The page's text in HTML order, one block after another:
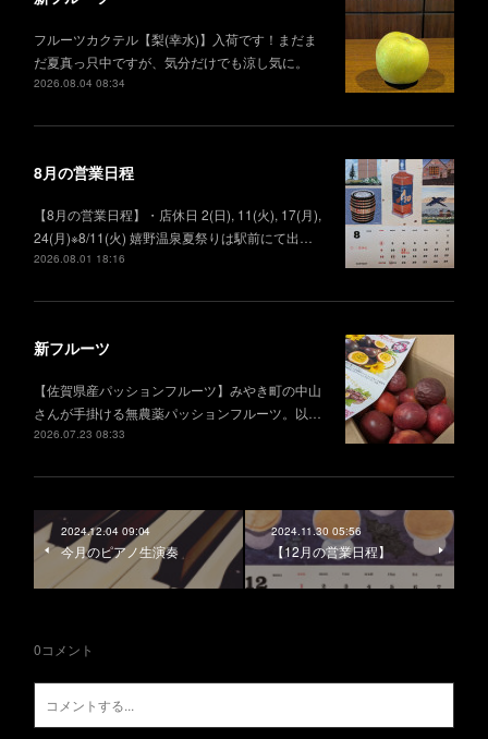
フルーツカクテル【梨(幸水)】入荷です！まだま
だ夏真っ只中ですが、気分だけでも涼し気に。
2026.08.04 08:34
8月の営業日程
【8月の営業日程】・店休日 2(日), 11(火), 17(月),
24(月)※8/11(火) 嬉野温泉夏祭りは駅前にて出…
2026.08.01 18:16
新フルーツ
【佐賀県産パッションフルーツ】みやき町の中山
さんが手掛ける無農薬パッションフルーツ。以…
2026.07.23 08:33
2024.12.04 09:04
今月のピアノ生演奏
2024.11.30 05:56
【12月の営業日程】
0コメント